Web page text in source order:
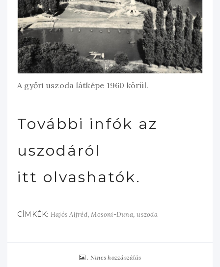
A győri uszoda látképe 1960 körül.
További infók az
uszodáról
itt olvashatók.
CÍMKÉK: Hajós Alfréd,Mosoni-Duna,uszoda
Nincs hozzászálás